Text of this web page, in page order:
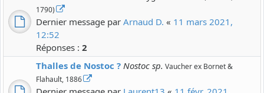
1790)
Dernier message par Arnaud D. « 11 mars 2021,
12:52
Réponses : 2
Thalles de Nostoc ? Nostoc sp. Vaucher ex Bornet &
Flahault, 1886